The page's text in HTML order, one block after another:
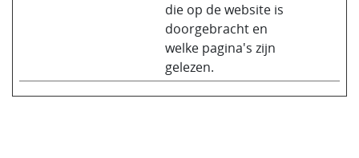
die op de website is
doorgebracht en
welke pagina's zijn
gelezen.